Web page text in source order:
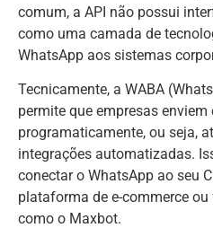
comum, a API não possui
como uma camada de
WhatsApp aos sistemas
Tecnicamente, a WABA
permite que empresas
programaticamente, ou seja,
integrações automatizadas.
conectar o WhatsApp ao seu
plataforma de e-commerce
como o Maxbot.